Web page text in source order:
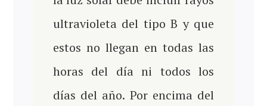
ultravioleta del tipo B y que
estos no llegan en todas las
horas del día ni todos los
días del año. Por encima del